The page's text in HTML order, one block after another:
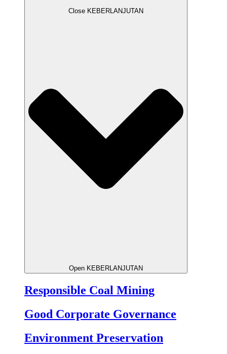
Close KEBERLANJUTAN
Open KEBERLANJUTAN
Responsible Coal Mining
Good Corporate Governance
Environment Preservation